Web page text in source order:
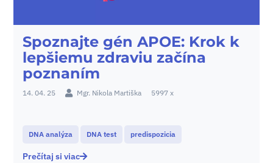
Spoznajte gén APOE: Krok k
lepšiemu zdraviu začína
poznaním
14. 04. 25 Mgr. Nikola Martiška 5997 x
DNA analýza DNA test predispozicia
Prečítaj si viac